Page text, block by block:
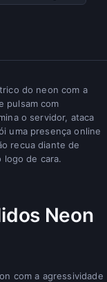
do neon com a
pulsam com
o servidor, ataca
uma presença online
recua diante de
logo de cara.
Neon
com a agressividade